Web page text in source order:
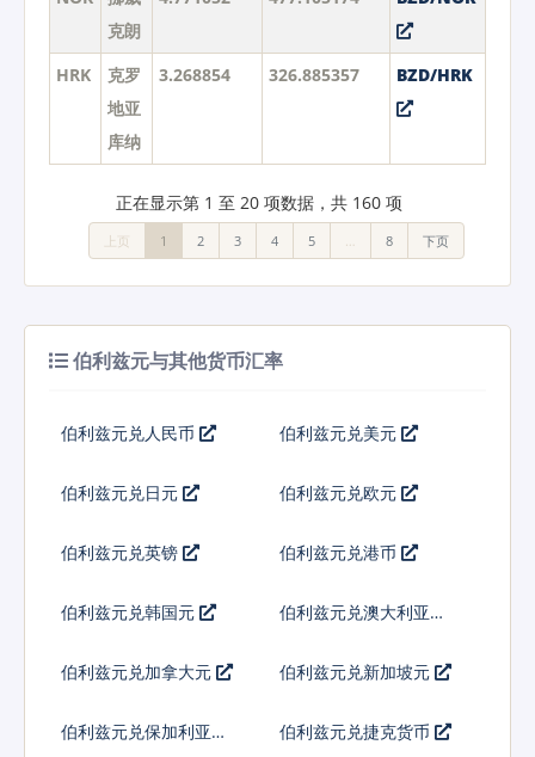
克朗
HRK
克罗
地亚
库纳
3.268854 326.885357 BZD/HRK
正在显示第 1 至 20 项数据，共 160 项
上页 1 2 3 4 5 … 8 下页
伯利兹元与其他货币汇率
伯利兹元兑人民币 伯利兹元兑美元
伯利兹元兑日元 伯利兹元兑欧元
伯利兹元兑英镑 伯利兹元兑港币
伯利兹元兑韩国元 伯利兹元兑澳大利亚元
伯利兹元兑加拿大元 伯利兹元兑新加坡元
伯利兹元兑保加利亚列
伯利兹元兑捷克货币